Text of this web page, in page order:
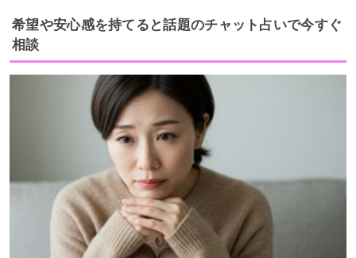
希望や安心感を持てると話題のチャット占いで今すぐ
相談